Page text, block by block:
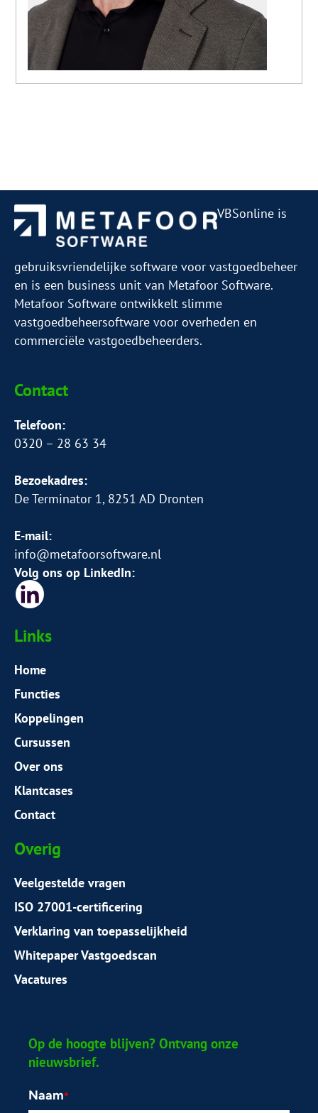
VBSonline is
gebruiksvriendelijke software voor vastgoedbeheer
en is een business unit van Metafoor Software.
Metafoor Software ontwikkelt slimme
vastgoedbeheersoftware voor overheden en
commerciële vastgoedbeheerders.
Contact
Telefoon:
0320 – 28 63 34
Bezoekadres:
De Terminator 1, 8251 AD Dronten
E-mail:
info@metafoorsoftware.nl
Volg ons op LinkedIn:
Links
Home
Functies
Koppelingen
Cursussen
Over ons
Klantcases
Contact
Overig
Veelgestelde vragen
ISO 27001-certificering
Verklaring van toepasselijkheid
Whitepaper Vastgoedscan
Vacatures
Op de hoogte blijven? Ontvang onze
nieuwsbrief.
Naam*